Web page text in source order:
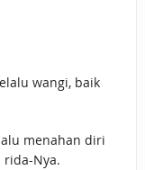
wangi, baik
menahan diri
rida-Nya.